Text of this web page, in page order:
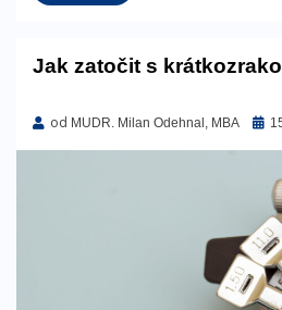
Jak zatočit s
od MUDR. Milan Odehnal, MBA